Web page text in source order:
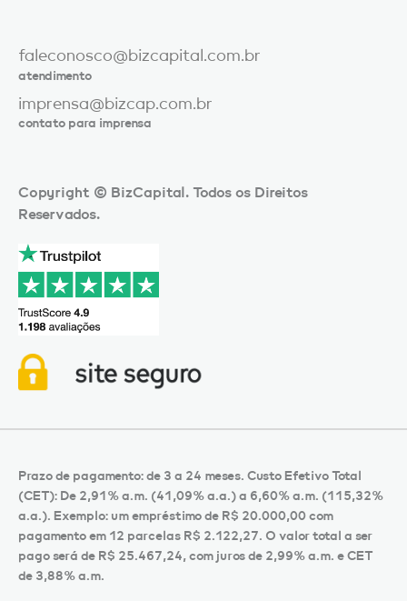
faleconosco@bizcapital.com.br
atendimento
imprensa@bizcap.com.br
contato para imprensa
Copyright © BizCapital. Todos os Direitos
Reservados.
Prazo de pagamento: de 3 a 24 meses. Custo Efetivo Total
(CET): De 2,91% a.m. (41,09% a.a.) a 6,60% a.m. (115,32%
a.a.). Exemplo: um empréstimo de R$ 20.000,00 com
pagamento em 12 parcelas R$ 2.122,27. O valor total a ser
pago será de R$ 25.467,24, com juros de 2,99% a.m. e CET
de 3,88% a.m.